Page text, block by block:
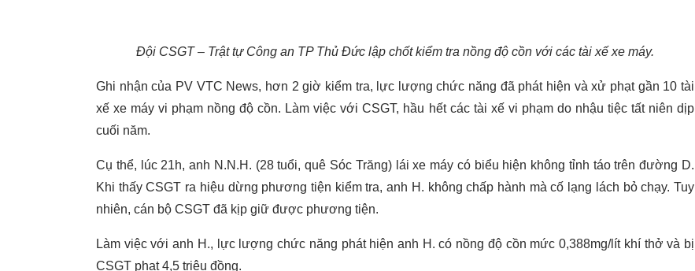
Đội CSGT – Trật tự Công an TP Thủ Đức lập chốt kiểm tra nồng độ cồn với các tài xế xe máy.
Ghi nhận của PV VTC News, hơn 2 giờ kiểm tra, lực lượng chức năng đã phát hiện và xử phạt gần 10 tài
xế xe máy vi phạm nồng độ cồn. Làm việc với CSGT, hầu hết các tài xế vi phạm do nhậu tiệc tất niên dịp
cuối năm.
Cụ thể, lúc 21h, anh N.N.H. (28 tuổi, quê Sóc Trăng) lái xe máy có biểu hiện không tỉnh táo trên đường D.
Khi thấy CSGT ra hiệu dừng phương tiện kiểm tra, anh H. không chấp hành mà cố lạng lách bỏ chạy. Tuy
nhiên, cán bộ CSGT đã kịp giữ được phương tiện.
Làm việc với anh H., lực lượng chức năng phát hiện anh H. có nồng độ cồn mức 0,388mg/lít khí thở và bị
CSGT phạt 4,5 triệu đồng.